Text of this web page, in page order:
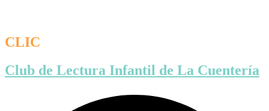
CLIC
Club de Lectura Infantil de La Cuentería